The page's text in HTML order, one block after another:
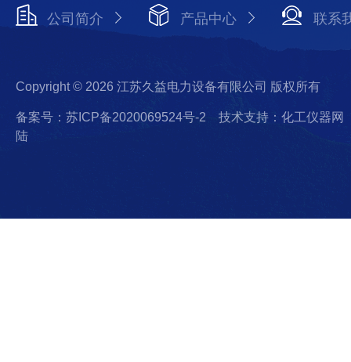
公司简介 产品中心 联系
Copyright © 2026 江苏久益电力设备有限公司 版权所有
备案号：苏ICP备2020069524号-2
技术支持：化工仪器网
陆